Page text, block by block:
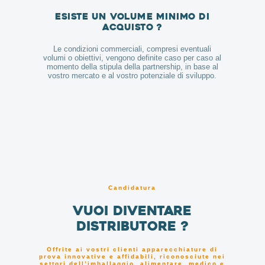
Esiste un volume minimo di
acquisto ?
Le condizioni commerciali, compresi eventuali
volumi o obiettivi, vengono definite caso per caso al
momento della stipula della partnership, in base al
vostro mercato e al vostro potenziale di sviluppo.
Candidatura
Vuoi diventare
distributore ?
Offrite ai vostri clienti apparecchiature di
prova innovative e affidabili, riconosciute nei
settori dell’imballaggio, alimentare, medico e